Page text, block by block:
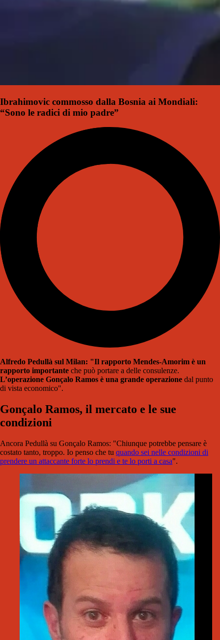
Ibrahimovic commosso dalla Bosnia ai Mondiali:
“Sono le radici di mio padre”
Alfredo Pedullà sul Milan: "Il rapporto Mendes-Amorim è un
rapporto importante che può portare a delle consulenze.
L’operazione Gonçalo Ramos è una grande operazione dal punto
di vista economico".
Gonçalo Ramos, il mercato e le sue
condizioni
Ancora Pedullà su Gonçalo Ramos: "Chiunque potrebbe pensare è
costato tanto, troppo. Io penso che tu quando sei nelle condizioni di
prendere un attaccante forte lo prendi e te lo porti a casa".